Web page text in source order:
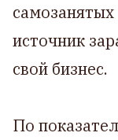
самозанятых
источник
свой бизнес.
По